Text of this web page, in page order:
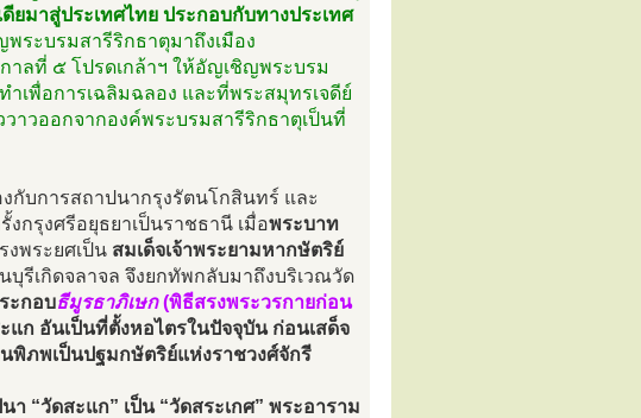
มาสู่ประเทศไทย ประกอบกับทางประเทศ
ระบรมสารีริกธาตุมาถึงเมือง
าลที่ ๕ โปรดเกล้าฯ ให้อัญเชิญพระบรม
ำเพื่อการเฉลิมฉลอง และที่พระสมุทรเจดีย์
วาวออกจากองค์พระบรมสารีริกธาตุเป็นที่
กับการสถาปนากรุงรัตนโกสินทร์ และ
งกรุงศรีอยุธยาเป็นราชธานี เมื่อพระบาท
งพระยศเป็น สมเด็จเจ้าพระยามหากษัตริย์
รีเกิดจลาจล จึงยกทัพกลับมาถึงบริเวณวัด
ะกอบธีมูรธาภิเษก(พิธีสรงพระวรกายก่อน
ก อันเป็นที่ตั้งหอไตรในปัจจุบัน ก่อนเสด็จ
พิภพเป็นปฐมกษัตริย์แห่งราชวงศ์จักรี
“วัดสะแก” เป็น “วัดสระเกศ” พระอาราม